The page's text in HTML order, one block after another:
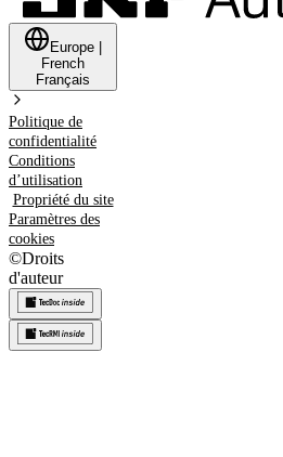
Europe
French
Français
Politique de
confidentialité
Conditions
d’utilisation
Propriété du site
Paramètres des
cookies
©Droits
d'auteur